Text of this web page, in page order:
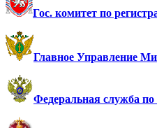
Гос. комитет по
Главное Управление
Федеральная служба